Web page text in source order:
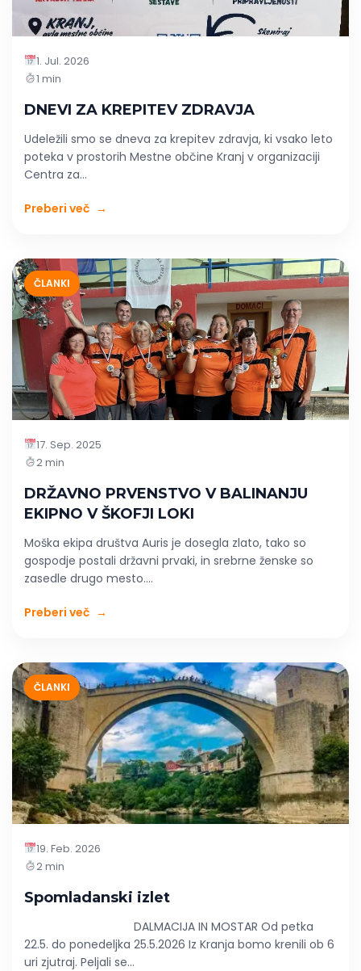
1. Jul. 2026
1 min
DNEVI ZA KREPITEV ZDRAVJA
Udeležili smo se dneva za krepitev zdravja, ki vsako leto
poteka v prostorih Mestne občine Kranj v organizaciji
Centra za...
Preberi več →
ČLANKI
17. Sep. 2025
2 min
DRŽAVNO PRVENSTVO V BALINANJU
EKIPNO V ŠKOFJI LOKI
Moška ekipa društva Auris je dosegla zlato, tako so
gospodje postali državni prvaki, in srebrne ženske so
zasedle drugo mesto....
Preberi več →
ČLANKI
19. Feb. 2026
2 min
Spomladanski izlet
DALMACIJA IN MOSTAR Od petka
22.5. do ponedeljka 25.5.2026 Iz Kranja bomo krenili ob 6
uri zjutraj. Peljali se...